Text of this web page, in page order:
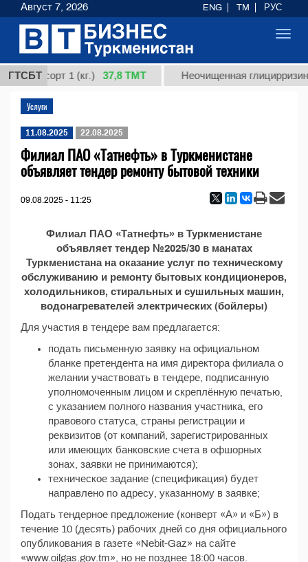
ГТСБТсорт 1 (кг.) 37,8 ТМТ Неочищенная
Услуги
11.08.2025 22.08.2025
Филиал ПАО «Татнефть» в Туркменистане
объявляет тендер ремонту бытовой техники
09.08.2025 - 11:25
Филиал ПАО «Татнефть» в Туркменистане
объявляет тендер №2025/30 в манатах
Туркменистана на оказание услуг по техническому
обслуживанию и ремонту бытовых кондиционеров,
холодильников, стиральных и сушильных машин,
водонагревателей электрических (бойлеры)
Для участия в тендере вам предлагается:
подать письменную заявку на официальном
бланке претендента на имя директора филиала о
желании участвовать в тендере, подписанную
уполномоченным лицом и скреплённую печатью,
с указанием полного названия участника, его
правового статуса, страны регистрации и
реквизитов (от компаний, зарегистрированных
или имеющих банковские счета в офшорных
зонах, заявки не принимаются);
техническое задание (спецификация) будет
направлено по адресу, указанному в заявке;
Подать тендерное предложение (конверт «А» и «Б») в
течение 10 (десять) рабочих дней со дня официального
опубликования в газете «Nebit-Gaz» на сайте
«www.oilgas.gov.tm», но не позднее 18:00 часов.
Август 7, 2026 ENG TM РУС